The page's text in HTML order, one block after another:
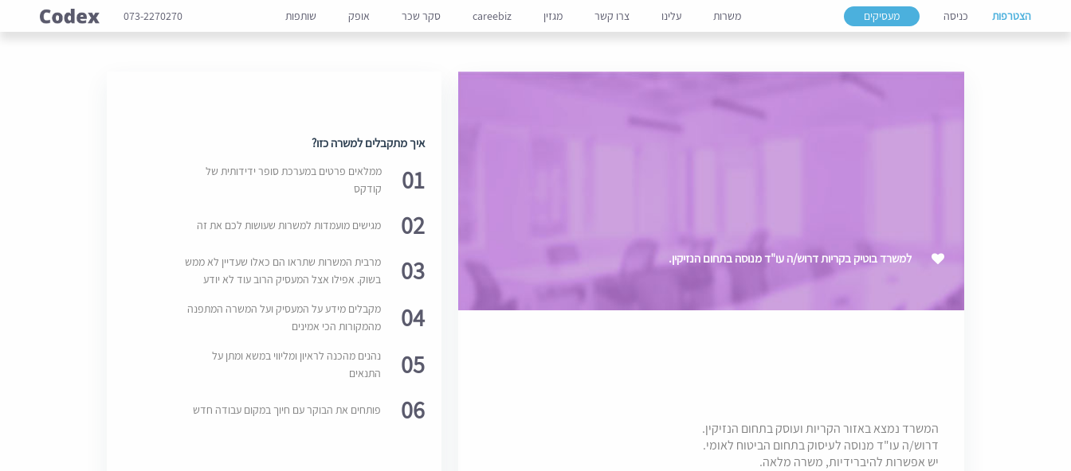
הצטרפות כניסה מעסיקים משרות עלינו צרו קשר מגזין careebiz סקר שכר אופק שותפות 073-2270270
למשרד בוטיק בקריות דרוש/ה עו"ד מנוסה בתחום הנזיקין.
המשרד נמצא באזור הקריות ועוסק בתחום הנזיקין.
דרוש/ה עו"ד מנוסה לעיסוק בתחום הביטוח לאומי.
יש אפשרות להיברידיות, משרה מלאה.
איך מתקבלים למשרה כזו?
01
ממלאים פרטים במערכת סופר ידידותית של
קודקס
02 מגישים מועמדות למשרות שעושות לכם את זה
03
מרבית המשרות שתראו הם כאלו שעדיין לא ממש
בשוק. אפילו אצל המעסיק הרוב עוד לא יודע
04
מקבלים מידע על המעסיק ועל המשרה המתפנה
מהמקורות הכי אמינים
05
נהנים מהכנה לראיון ומליווי במשא ומתן על
התנאים
06 פותחים את הבוקר עם חיוך במקום עבודה חדש